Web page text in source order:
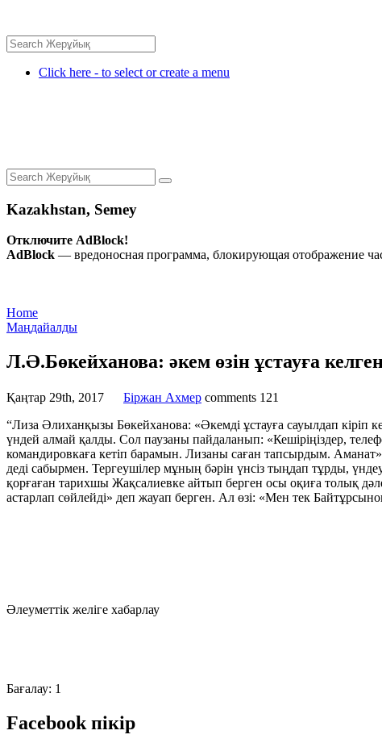
Click here - to select or create a menu
Kazakhstan, Semey
Отключите AdBlock!
AdBlock — вредоносная программа, блокирующая отображение
Home
Маңдайалды
Л.Ә.Бөкейханова: әкем өзін ұстауға
Қаңтар 29th, 2017 Бiржан Ахмер comments 121
“Лиза Әлиханқызы Бөкейханова: «Әкемді ұстауға сауылдап кіріп
үндей алмай қалды. Сол паузаны пайдаланып: «Кешіріңіздер,
командировкаға кетіп барамын. Лизаны саған тапсырдым.
деді сабырмен. Тергеушілер мұның бәрін үнсіз тыңдап тұрды,
қорғаған тарихшы Жақсалиевке айтып берген осы оқиға толық
астарлап сөйлейді» деп жауап берген. Ал өзі: «Мен тек
Әлеуметтік желіге хабарлау
Бағалау: 1
Facebook пікір